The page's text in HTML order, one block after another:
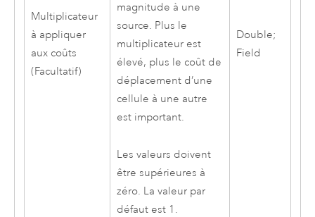
Multiplicateur
à appliquer
aux coûts
(Facultatif)
magnitude à une
source. Plus le
multiplicateur est
élevé, plus le coût de
déplacement d’une
cellule à une autre
est important.
Les valeurs doivent
être supérieures à
zéro. La valeur par
défaut est 1.
Double;
Field